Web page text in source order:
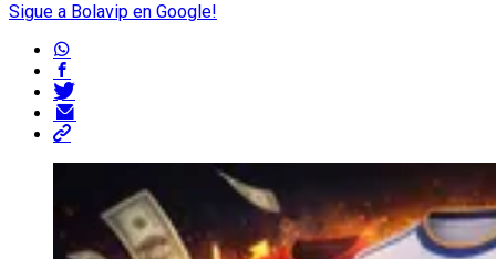
Sigue a Bolavip en Google!